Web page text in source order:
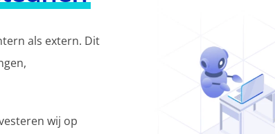
als extern. Dit
wij op